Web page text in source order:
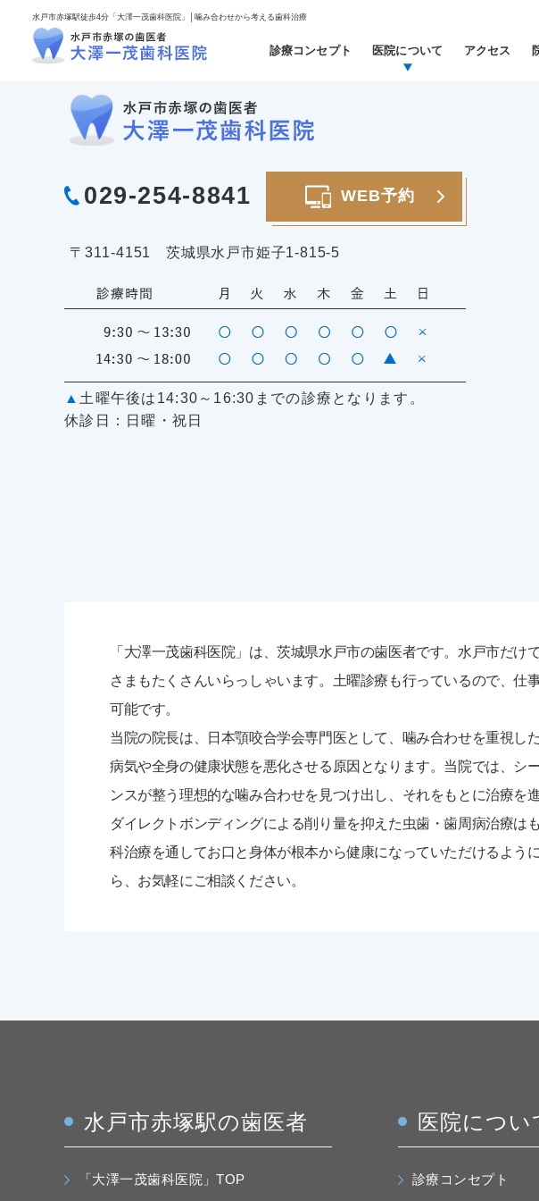
水戸市赤塚駅徒歩4分「大澤一茂歯科医院」│噛み合わせから考える歯科治療
診療コンセプト 医院について アクセス
029-254-8841 WEB予約
〒311-4151 茨城県水戸市姫子1-815-5
▲ 土曜午後は14:30～16:30までの診療となります。
休診日：日曜・祝日
「大澤一茂歯科医院」は、茨城県水戸市の歯医者です。水戸市だ
さまもたくさんいらっしゃいます。土曜診療も行っているので、
可能です。
当院の院長は、日本顎咬合学会専門医として、噛み合わせを重視
病気や全身の健康状態を悪化させる原因となります。当院では、
ンスが整う理想的な噛み合わせを見つけ出し、それをもとに治療を進
ダイレクトボンディングによる削り量を抑えた虫歯・歯周病治療
科治療を通してお口と身体が根本から健康になっていただけるよ
ら、お気軽にご相談ください。
水戸市赤塚駅の歯医者
「大澤一茂歯科医院」TOP
医院につい
診療コンセプト